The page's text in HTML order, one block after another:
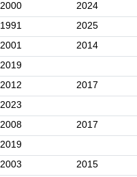
2000 2024
1991 2025
2001 2014
2019
2012 2017
2023
2008 2017
2019
2003 2015